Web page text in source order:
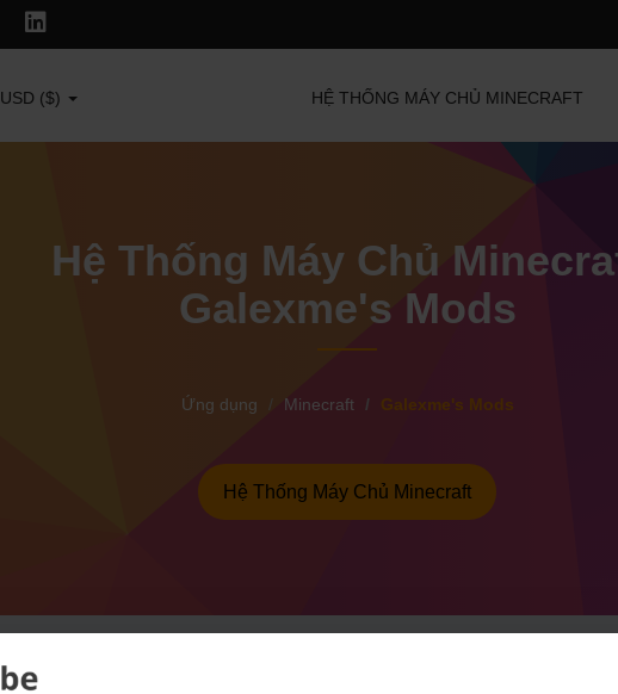
USD ($) HỆ THỐNG MÁY CHỦ MINECRAFT
Hệ Thống Máy Chủ
Galexme's Mods
Ứng dụng Minecraft Galexme's Mods
Hệ Thống Máy Chủ Minecraft